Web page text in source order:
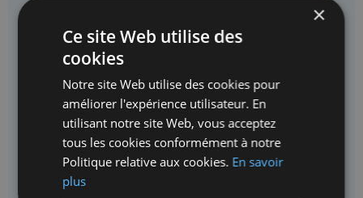
Les matériaux reconstitués
×
Ce site Web utilise des
cookies
Notre site Web utilise des cookies pour
améliorer l'expérience utilisateur. En
utilisant notre site Web, vous acceptez
tous les cookies conformément à notre
Politique relative aux cookies. En savoir
plus